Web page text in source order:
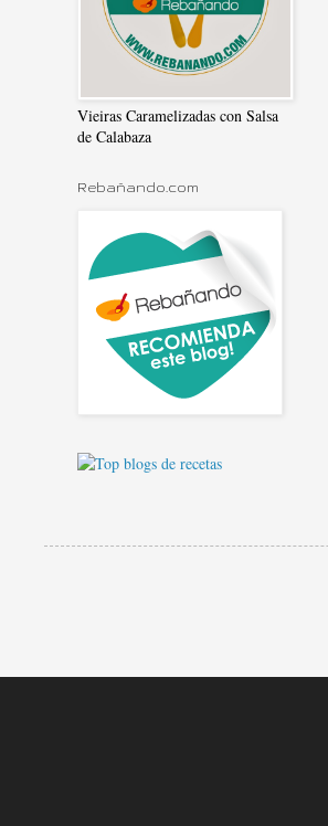
Vieiras Caramelizadas con Salsa
de Calabaza
Rebañando.com